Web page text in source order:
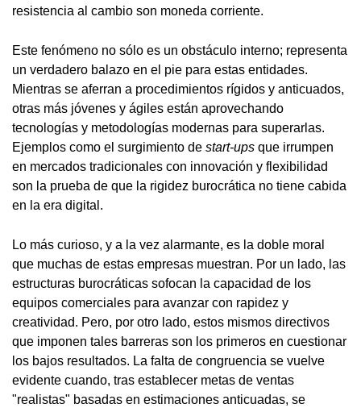
resistencia al cambio son moneda corriente.
Este fenómeno no sólo es un obstáculo interno; representa
un verdadero balazo en el pie para estas entidades.
Mientras se aferran a procedimientos rígidos y anticuados,
otras más jóvenes y ágiles están aprovechando
tecnologías y metodologías modernas para superarlas.
Ejemplos como el surgimiento de start-ups que irrumpen
en mercados tradicionales con innovación y flexibilidad
son la prueba de que la rigidez burocrática no tiene cabida
en la era digital.
Lo más curioso, y a la vez alarmante, es la doble moral
que muchas de estas empresas muestran. Por un lado, las
estructuras burocráticas sofocan la capacidad de los
equipos comerciales para avanzar con rapidez y
creatividad. Pero, por otro lado, estos mismos directivos
que imponen tales barreras son los primeros en cuestionar
los bajos resultados. La falta de congruencia se vuelve
evidente cuando, tras establecer metas de ventas
"realistas" basadas en estimaciones anticuadas, se